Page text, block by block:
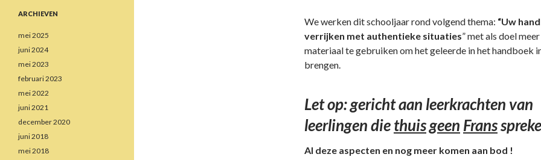
We werken dit schooljaar rond volgend thema: “Uw
verrijken met authentieke situaties” met als doel
materiaal te gebruiken om het geleerde in het handboek
brengen.
Let op: gericht aan leerkrachten van
leerlingen diethuisgeen Frans
Al deze aspecten en nog meer komen aan bod !
ARCHIEVEN
mei 2025
juni 2024
mei 2023
februari 2023
mei 2022
juni 2021
december 2020
juni 2018
mei 2018